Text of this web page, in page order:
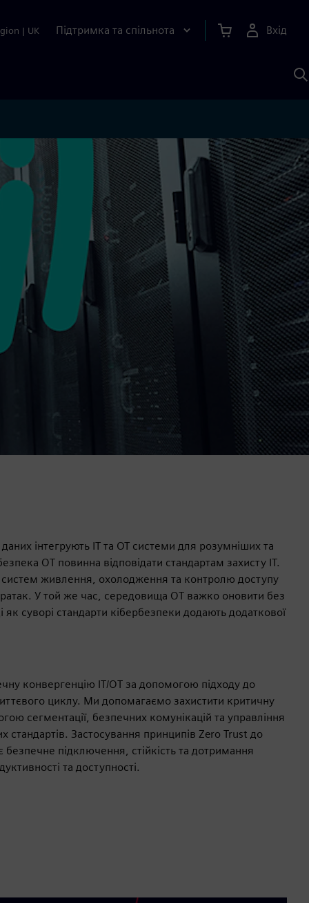
| UK Підтримка та спільнота Вхід
інтегрують ІТ та ОТ системи для розумніших та
OT повинна відповідати стандартам захисту ІТ.
живлення, охолодження та контролю доступу
У той же час, середовища OT важко оновити без
як суворі стандарти кібербезпеки додають додаткової
конвергенцію IT/OT за допомогою підходу до
циклу. Ми допомагаємо захистити критичну
сегментації, безпечних комунікацій та управління
стандартів. Застосування принципів Zero Trust до
підключення, стійкість та дотримання
та доступності.